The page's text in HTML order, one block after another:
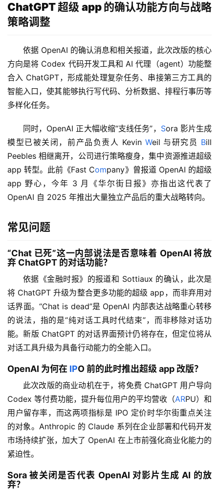
首
页
行
ChatGPT 超级 app 的确认功能方向与战略
策略调整
依据 OpenAI 的确认消息和相关报道，此次改版的核心
方向是将 Codex 代码开发工具和 AI 代理（agent）功能整
合入 ChatGPT，形成能处理复杂任务、串接第三方工具的
智能入口，使其能够执行写代码、分析数据、排程行事历等
多样化任务。
同时，OpenAI 正大幅收缩“支线任务”， Sora 影片生成
模型已被关闭，前产品负责人 Kevin Weil 与研究员 Bill
Peebles 相继离开，公司进行策略瘦身，集中资源推进超级
app 转型。此前《Fast Company》曾报道 OpenAI 的超级
app 野心，今年 3 月《华尔街日报》亦指出这代表了
OpenAI 自 2025 年推出大量独立产品后的重大战略转向。
常见问题
“Chat 已死”这一内部说法是否意味着 OpenAI 将放
弃 ChatGPT 的对话功能？
依据《金融时报》的报道和 Sottiaux 的确认，此次是
将 ChatGPT 升级为整合更多功能的超级 app，而非弃用对
话界面。“Chat is dead”是 OpenAI 内部表达战略重心转移
的说法，指的是“纯对话工具时代结束”，而非移除对话功
能。新版 ChatGPT 的对话界面预计仍将存在，但定位将从
对话工具升级为具备行动能力的全能入口。
OpenAI 为何在 IPO 前的此时推出超级 app 改版？
此次改版的商业动机在于，将免费 ChatGPT 用户导向
Codex 等付费功能，提升每位用户的平均营收（ARPU）和
用户留存率，而这两项指标是 IPO 定价时华尔街重点关注
的对象。Anthropic 的 Claude 系列在企业部署和代码开发
市场持续扩张，加大了 OpenAI 在上市前强化商业化能力的
紧迫性。
Sora 被关闭是否代表 OpenAI 对影片生成 AI 的放
弃？